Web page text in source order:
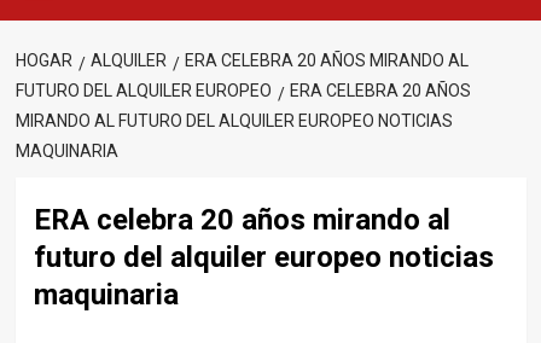
HOGAR ALQUILER
ERA CELEBRA 20 AÑOS MIRANDO AL
FUTURO DEL ALQUILER EUROPEO
ERA CELEBRA 20 AÑOS
MIRANDO AL FUTURO DEL ALQUILER EUROPEO NOTICIAS
MAQUINARIA
ERA celebra 20 años mirando al
futuro del alquiler europeo noticias
maquinaria